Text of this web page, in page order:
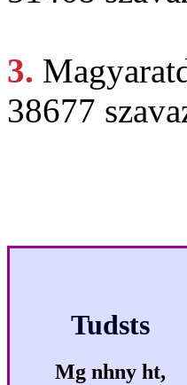
3.
38677
Tudsts
Mg nhny ht,